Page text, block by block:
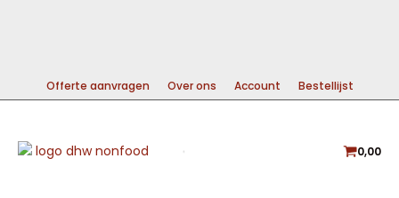
Offerte aanvragen Over ons Account Bestellijst
0,00